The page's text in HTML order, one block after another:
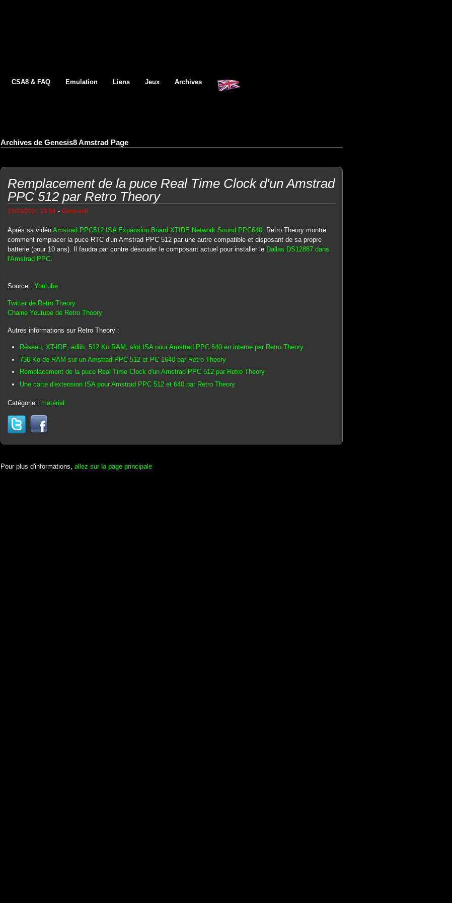
CSA8 & FAQ Emulation Liens Jeux Archives
Archives de Genesis8 Amstrad Page
Remplacement de la puce Real Time Clock d'un Amstrad
PPC 512 par Retro Theory
23/03/2021 23:54- Genesis8
Après sa vidéo Amstrad PPC512 ISA Expansion Board XTIDE Network Sound PPC640, Retro Theory montre
comment remplacer la puce RTC d'un Amstrad PPC 512 par une autre compatible et disposant de sa propre
batterie (pour 10 ans). Il faudra par contre désouder le composant actuel pour installer le Dallas DS12887 dans
l'Amstrad PPC.
Source : Youtube
Twitter de Retro Theory
Chaine Youtube de Retro Theory
Autres informations sur Retro Theory :
Réseau, XT-IDE, adlib, 512 Ko RAM, slot ISA pour Amstrad PPC 640 en interne par Retro Theory
736 Ko de RAM sur un Amstrad PPC 512 et PC 1640 par Retro Theory
Remplacement de la puce Real Time Clock d'un Amstrad PPC 512 par Retro Theory
Une carte d'extension ISA pour Amstrad PPC 512 et 640 par Retro Theory
Catégorie : matériel
Pour plus d'informations, allez sur la page principale